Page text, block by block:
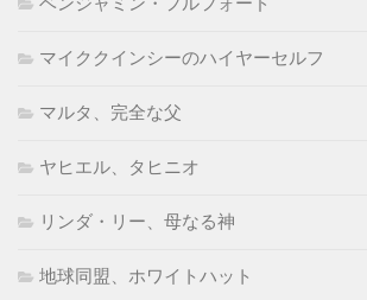
マイククインシーのハイヤーセルフ
マルタ、完全な父
ヤヒエル、タヒニオ
リンダ・リー、母なる神
地球同盟、ホワイトハット